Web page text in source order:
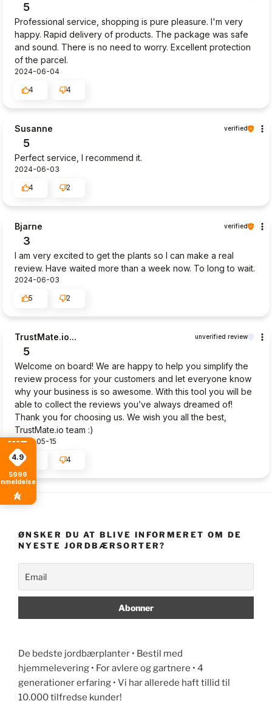
5
Professional service, shopping is pure pleasure. I'm very
happy. Rapid delivery of products. The package was safe
and sound. There is no need to worry. Excellent protection
of the parcel.
2024-06-04
4
4
Susanne verified
5
Perfect service, I recommend it.
2024-06-03
4
2
Bjarne verified
3
I am very excited to get the plants so I can make a real
review. Have waited more than a week now. To long to wait.
2024-06-03
5
2
TrustMate.io... unverified review
5
Welcome on board! We are happy to help you simplify the
review process for your customers and let everyone know
why your business is so awesome. With this tool you will be
able to collect the reviews you’ve always dreamed of!
Thank you for choosing us. We wish you all the best,
TrustMate.io team :)
2024-05-15
4
ØNSKER DU AT BLIVE INFORMERET OM DE
NYESTE JORDBÆRSORTER?
De bedste jordbærplanter • Bestil med
hjemmelevering • For avlere og gartnere • 4
generationer erfaring • Vi har allerede haft tillid til
10.000 tilfredse kunder!
4.9
5999